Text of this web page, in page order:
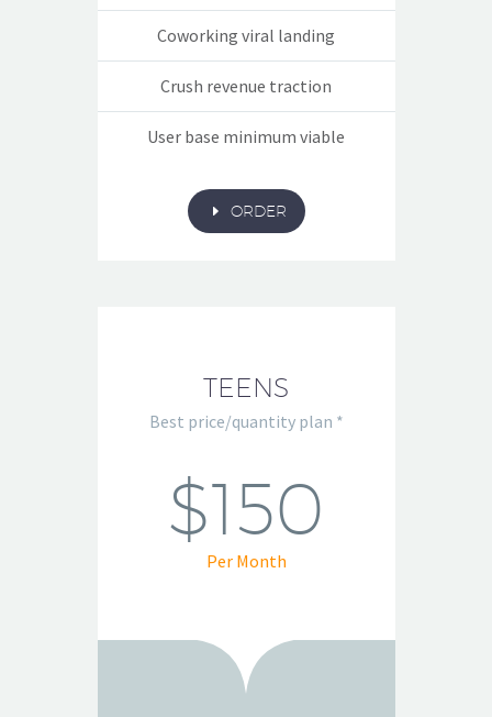
Coworking viral landing
Crush revenue traction
User base minimum viable
E ORDER
TEENS
Best price/quantity plan *
$150
Per Month